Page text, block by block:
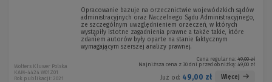
Opracowanie bazuje na orzecznictwie wojewódzkich sądów
administracyjnych oraz Naczelnego Sądu Administracyjnego,
ze szczególnym uwzględnieniem orzeczeń, w których
wystąpiły istotne zagadnienia prawne a także takie, które
zdaniem autorów były oparte na stanie faktycznym
wymagającym szerszej analizy prawnej.
Cena regularna: 49,00 zł
Najniższa cena z 30 dni przed obniżką: 49,00 zł
Już od: 49,00 zł Więcej
Wolters Kluwer Polska
KAM-4424 W01Z01
Rok publikacji: 2021